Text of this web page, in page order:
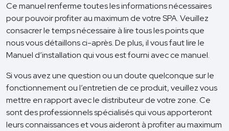
Ce manuel renferme toutes les informations nécessaires
pour pouvoir profiter au maximum de votre SPA. Veuillez
consacrer le temps nécessaire à lire tous les points que
nous vous détaillons ci-après. De plus, il vous faut lire le
Manuel d’installation qui vous est fourni avec ce manuel.
Si vous avez une question ou un doute quelconque sur le
fonctionnement ou l’entretien de ce produit, veuillez vous
mettre en rapport avec le distributeur de votre zone. Ce
sont des professionnels spécialisés qui vous apporteront
leurs connaissances et vous aideront à profiter au maximum